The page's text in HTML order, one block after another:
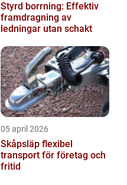
Styrd borrning: Effektiv
framdragning av
ledningar utan schakt
05 april 2026
Skåpsläp flexibel
transport för företag och
fritid